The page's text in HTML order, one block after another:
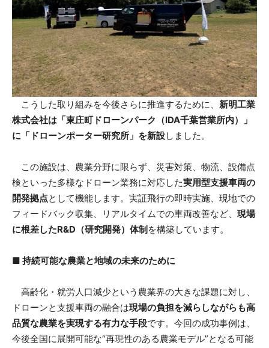
こうした取り組みを今後さらに推進するために、 新明工業
株式会社は「東庄町ドローンパーク（IDA千葉営業所内）」
に「ドローンポーター研究所」を新設しました。
この施設は、農業分野に限らず、災害対策、物流、設備点
検といった多様なドローン業務に対応した実用型支援車両の
開発拠点として機能します。実証飛行の即時実施、現地での
フィードバック収集、リアルタイムでの車両改善など、 現場
に根差したR&D（研究開発）体制 を構築しています。
■ 持続可能な農業と地域の未来のために
高齢化・就労人口減少という農業界の大きな課題に対し、
ドローンと支援車両の融合は現場の負担を減らしながらも高
品質な農業を実現する有力な手段です。今回の成功事例は、
今後全国に展開可能な“再現性のある農業モデル”となる可能